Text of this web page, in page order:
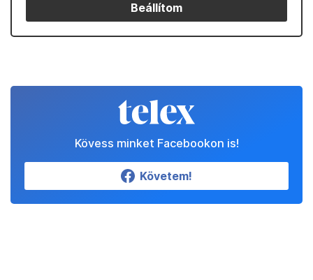
Beállítom
Kövess minket Facebookon is!
Követem!